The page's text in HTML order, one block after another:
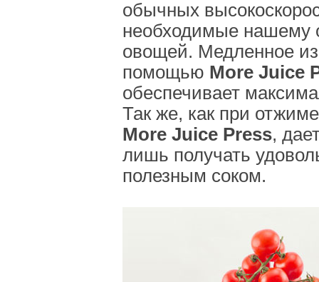
обычных
необходимые нашему
овощей. Медленное
помощью More Juice
обеспечивает
Так же, как при
More Juice Press,
лишь получать
полезным соком.